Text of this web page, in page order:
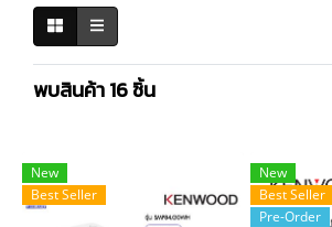
พบสินค้า 16 ชิ้น
New
Best Seller
New
Best Seller
Pre-Order